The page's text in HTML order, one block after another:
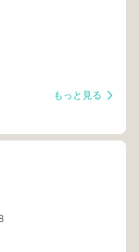
もっと見る